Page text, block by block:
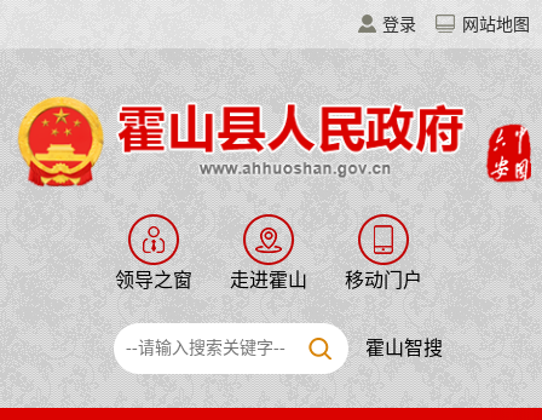
登录 网站地图
领导之窗 走进霍山 移动门户
霍山智搜